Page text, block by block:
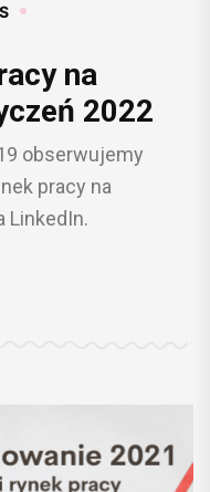
na
2022
obserwujemy
pracy na
LinkedIn.